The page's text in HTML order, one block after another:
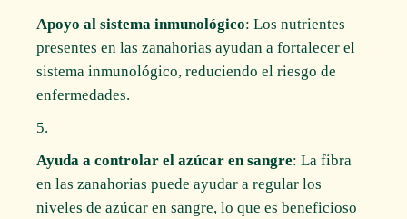
Apoyo al sistema inmunológico: Los nutrientes
presentes en las zanahorias ayudan a fortalecer el
sistema inmunológico, reduciendo el riesgo de
enfermedades.
Ayuda a controlar el azúcar en sangre: La fibra
en las zanahorias puede ayudar a regular los
niveles de azúcar en sangre, lo que es beneficioso